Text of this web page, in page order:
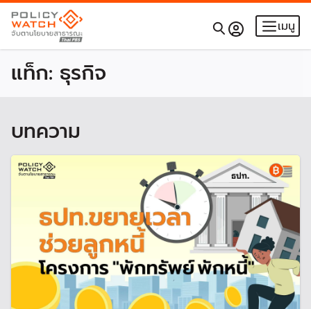
เมนู
แท็ก: ธุรกิจ
บทความ